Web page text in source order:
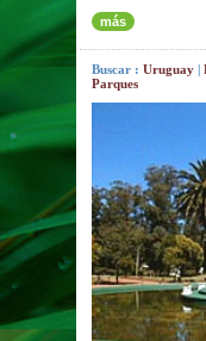
más
Buscar :Uruguay |
Parques